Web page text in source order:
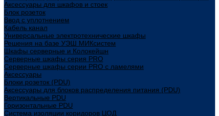
Аксессуары для шкафов и стоек
Блок розеток
Ввод с уплотнением
Кабель канал
Универсальные электротехнические шкафы
Решения на базе УЭШ МИКсистем
Шкафы серверные и Колокейшн
Серверные шкафы серия PRO
Серверные шкафы серии PRO с ламелями
Аксессуары
Блоки розеток (PDU)
Аксессуары для блоков распределения питания (PDU)
Вертикальные PDU
Горизонтальные PDU
Система изоляции коридоров ЦОД